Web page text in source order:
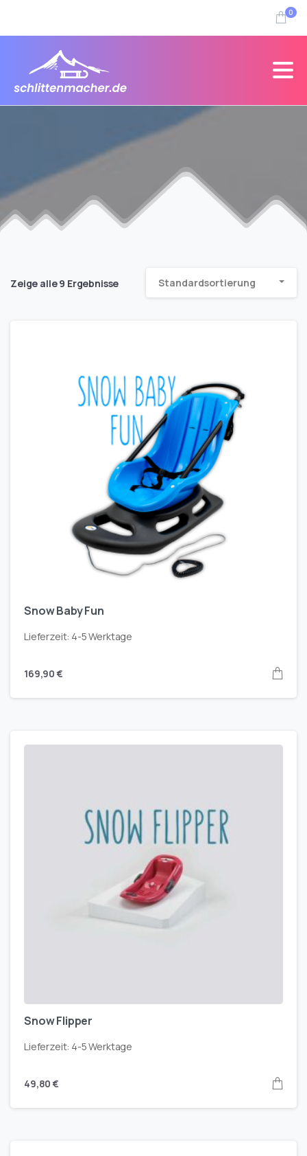
0
Zeige alle 9 Ergebnisse Standardsortierung
Snow Baby Fun
Lieferzeit: 4-5 Werktage
169,90€
Snow Flipper
Lieferzeit: 4-5 Werktage
49,80€